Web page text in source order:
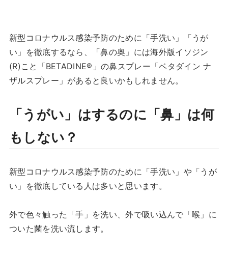
新型コロナウルス感染予防のために「手洗い」「うが
い」を徹底するなら、「鼻の奥」には海外版イソジン
(R)こと「BETADINE®︎」の鼻スプレー「ベタダイン ナ
ザルスプレー」があると良いかもしれません。
「うがい」はするのに「鼻」は何
もしない？
新型コロナウルス感染予防のために「手洗い」や「うが
い」を徹底している人は多いと思います。
外で色々触った「手」を洗い、外で吸い込んで「喉」に
ついた菌を洗い流します。